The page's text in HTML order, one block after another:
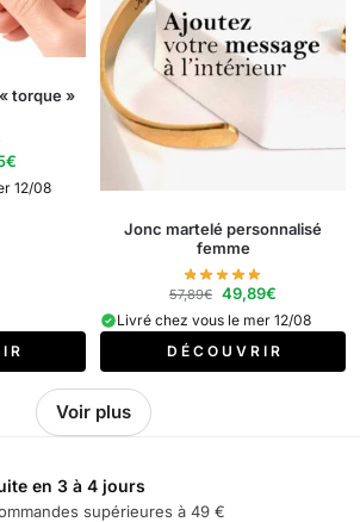
torque »
€
12/08
R
Jonc martelé personnalisé
femme
57,89€ 49,89€
Livré chez vous le mer 12/08
D É C O U V R I R
Voir plus
en 3 à 4 jours
supérieures à 49 €